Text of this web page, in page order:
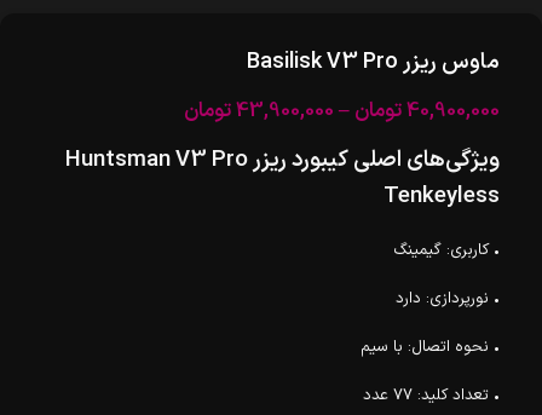
ماوس ریزر Basilisk V3 Pro
40,900,000تومان –
43,900,000تومان
ویژگی‌های اصلی کیبورد ریزر Huntsman V3 Pro
Tenkeyless
• کاربری: گیمینگ
• نورپردازی: دارد
• نحوه اتصال: با سیم
• تعداد کلید: 77 عدد